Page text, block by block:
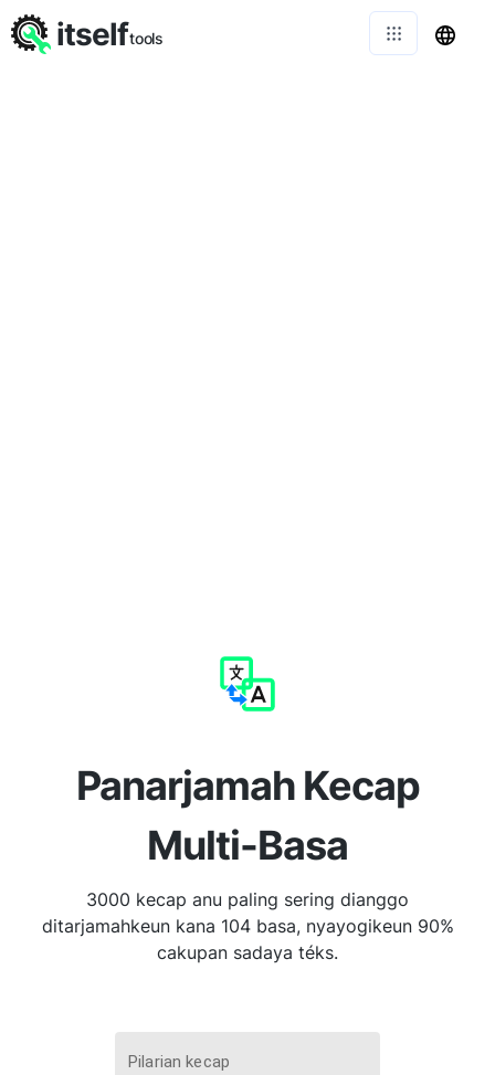
Panarjamah Kecap
Multi-Basa
3000 kecap anu paling sering dianggo
ditarjamahkeun kana 104 basa, nyayogikeun 90%
cakupan sadaya téks.
Pilarian kecap
itselftools